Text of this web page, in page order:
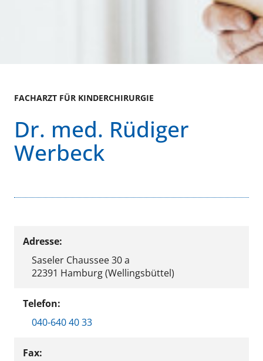
FACHARZT FÜR KINDERCHIRURGIE
Dr. med. Rüdiger
Werbeck
Adresse:
Saseler Chaussee 30 a
22391 Hamburg (Wellingsbüttel)
Telefon:
040-640 40 33
Fax: